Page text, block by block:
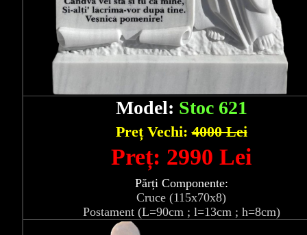
Model: Stoc 621
Preț Vechi:4000 Lei
Preț: 2990 Lei
Părți Componente:
Cruce (115x70x8)
Postament (L=90cm ; l=13cm ; h=8cm)